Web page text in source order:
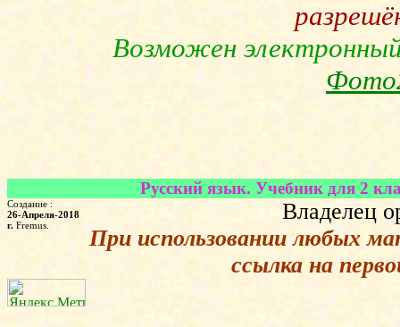
Возможен
Русский язык. Учебник для 2
Создание :
26-Апреля-2018
г. Fremus.
Владелец
При использовании любых
ссылка на